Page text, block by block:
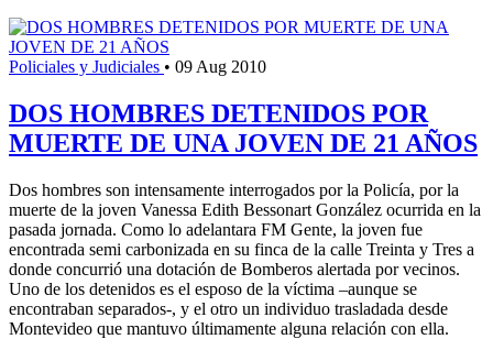
Policiales y Judiciales • 09 Aug 2010
DOS HOMBRES DETENIDOS POR
MUERTE DE UNA JOVEN DE 21 AÑOS
Dos hombres son intensamente interrogados por la Policía, por la
muerte de la joven Vanessa Edith Bessonart González ocurrida en la
pasada jornada. Como lo adelantara FM Gente, la joven fue
encontrada semi carbonizada en su finca de la calle Treinta y Tres a
donde concurrió una dotación de Bomberos alertada por vecinos.
Uno de los detenidos es el esposo de la víctima –aunque se
encontraban separados-, y el otro un individuo trasladada desde
Montevideo que mantuvo últimamente alguna relación con ella.